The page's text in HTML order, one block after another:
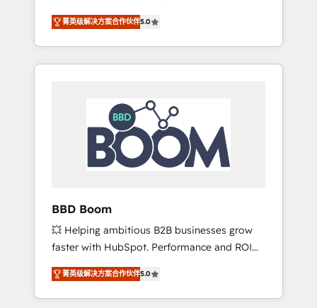
driven approach to customer engagement.
engagements, Vonazon turns marketing
complexity into measurable, scalable growth.
From onboarding to enterprise-grade
campaigns, our in-house team builds scalable
HubSpot Integration & Optimization •
Seamless CRM, CMS, and automation setup •
Complex platform migrations and data
cleanups • Custom APIs and third-party
integrations 📈 End-to-End Revenue
tools and CRM optimization • Retention
strategies with customer journey mapping 🏅
Elite-Level HubSpot Execution • 750+
onboardings and 2,000+ implementations •
Deep expertise across marketing, sales, and
service hubs • Built-in flexibility for startups
菁英级解决方案合作伙伴5.0
BBD Boom
💥 Helping ambitious B2B businesses grow
faster with HubSpot. Performance and ROI
focused. 💥 BBD Boom is the HubSpot
partner that can help you to HubSpot Better.
We work with your teams to solve all your
菁英级解决方案合作伙伴5.0